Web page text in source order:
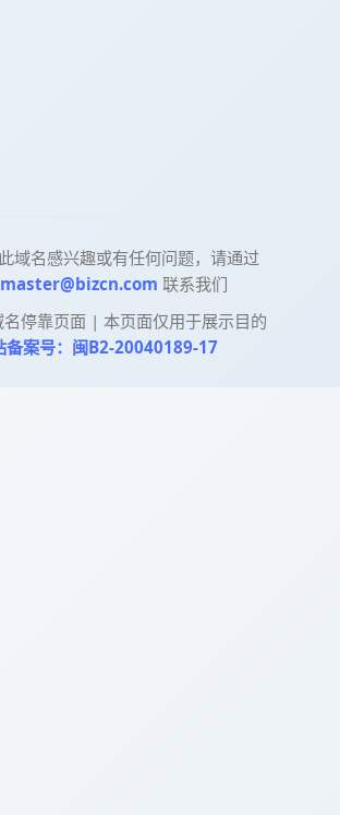
域名感兴趣或有任何问题，请通过
联系我们
名停靠页面 | 本页面仅用于展示目的
备案号：闽B2-20040189-17